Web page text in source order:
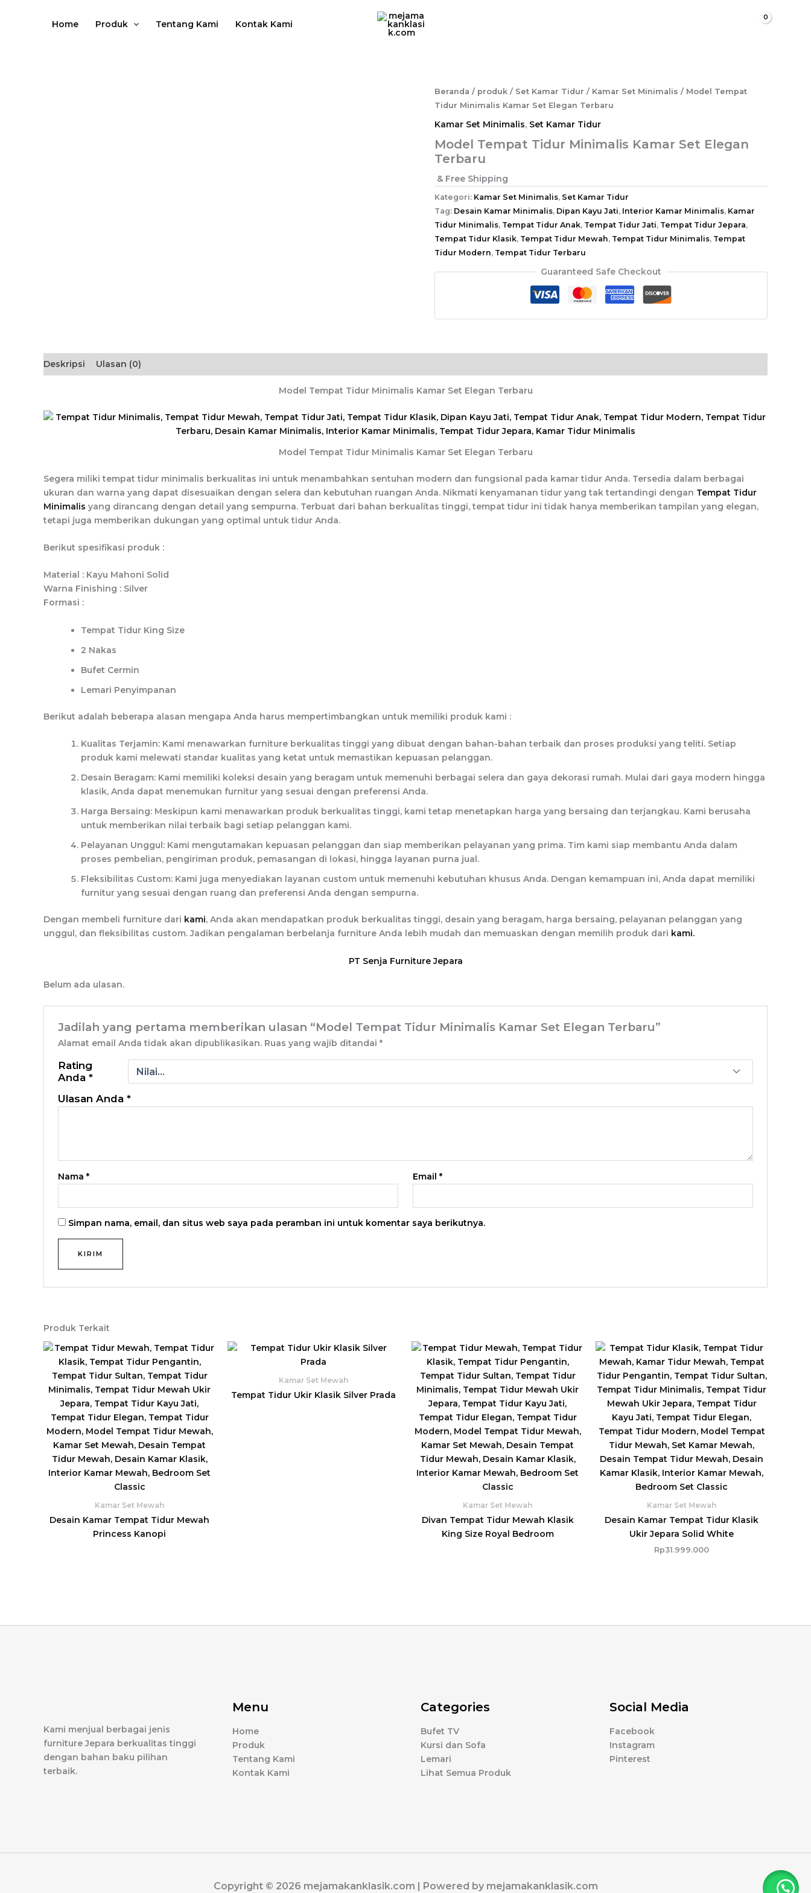
Home Produk Tentang Kami Kontak Kami
Beranda / produk / Set Kamar Tidur / Kamar Set Minimalis / Model Tempat
Tidur Minimalis Kamar Set Elegan Terbaru
Kamar Set Minimalis, Set Kamar Tidur
Model Tempat Tidur Minimalis Kamar Set Elegan
Terbaru
& Free Shipping
Kategori: Kamar Set Minimalis, Set Kamar Tidur
Tag: Desain Kamar Minimalis, Dipan Kayu Jati, Interior Kamar Minimalis, Kamar
Tidur Minimalis, Tempat Tidur Anak, Tempat Tidur Jati, Tempat Tidur Jepara,
Tempat Tidur Klasik, Tempat Tidur Mewah, Tempat Tidur Minimalis, Tempat
Tidur Modern, Tempat Tidur Terbaru
Guaranteed Safe Checkout
Deskripsi Ulasan (0)
Model Tempat Tidur Minimalis Kamar Set Elegan Terbaru
Model Tempat Tidur Minimalis Kamar Set Elegan Terbaru
Segera miliki tempat tidur minimalis berkualitas ini untuk menambahkan sentuhan modern dan fungsional pada kamar tidur Anda. Tersedia dalam berbagai
ukuran dan warna yang dapat disesuaikan dengan selera dan kebutuhan ruangan Anda. Nikmati kenyamanan tidur yang tak tertandingi dengan Tempat Tidur
Minimalis yang dirancang dengan detail yang sempurna. Terbuat dari bahan berkualitas tinggi, tempat tidur ini tidak hanya memberikan tampilan yang elegan,
tetapi juga memberikan dukungan yang optimal untuk tidur Anda.
Berikut spesifikasi produk :
Material : Kayu Mahoni Solid
Warna Finishing : Silver
Formasi :
Tempat Tidur King Size
2 Nakas
Bufet Cermin
Lemari Penyimpanan
Berikut adalah beberapa alasan mengapa Anda harus mempertimbangkan untuk memiliki produk kami :
Kualitas Terjamin: Kami menawarkan furniture berkualitas tinggi yang dibuat dengan bahan-bahan terbaik dan proses produksi yang teliti. Setiap
produk kami melewati standar kualitas yang ketat untuk memastikan kepuasan pelanggan.
Desain Beragam: Kami memiliki koleksi desain yang beragam untuk memenuhi berbagai selera dan gaya dekorasi rumah. Mulai dari gaya modern hingga
klasik, Anda dapat menemukan furnitur yang sesuai dengan preferensi Anda.
Harga Bersaing: Meskipun kami menawarkan produk berkualitas tinggi, kami tetap menetapkan harga yang bersaing dan terjangkau. Kami berusaha
untuk memberikan nilai terbaik bagi setiap pelanggan kami.
Pelayanan Unggul: Kami mengutamakan kepuasan pelanggan dan siap memberikan pelayanan yang prima. Tim kami siap membantu Anda dalam
proses pembelian, pengiriman produk, pemasangan di lokasi, hingga layanan purna jual.
Fleksibilitas Custom: Kami juga menyediakan layanan custom untuk memenuhi kebutuhan khusus Anda. Dengan kemampuan ini, Anda dapat memiliki
furnitur yang sesuai dengan ruang dan preferensi Anda dengan sempurna.
Dengan membeli furniture dari kami, Anda akan mendapatkan produk berkualitas tinggi, desain yang beragam, harga bersaing, pelayanan pelanggan yang
unggul, dan fleksibilitas custom. Jadikan pengalaman berbelanja furniture Anda lebih mudah dan memuaskan dengan memilih produk dari kami.
PT Senja Furniture Jepara
Belum ada ulasan.
Jadilah yang pertama memberikan ulasan “Model Tempat Tidur Minimalis Kamar Set Elegan Terbaru”
Alamat email Anda tidak akan dipublikasikan. Ruas yang wajib ditandai*
Rating
Anda*
Ulasan Anda*
Nama* Email *
Simpan nama, email, dan situs web saya pada peramban ini untuk komentar saya berikutnya.
Produk Terkait
Kamar Set Mewah
Desain Kamar Tempat Tidur Mewah
Princess Kanopi
Kamar Set Mewah
Tempat Tidur Ukir Klasik Silver Prada
Kamar Set Mewah
Divan Tempat Tidur Mewah Klasik
King Size Royal Bedroom
Kamar Set Mewah
Desain Kamar Tempat Tidur Klasik
Ukir Jepara Solid White
Rp31.999.000
Kami menjual berbagai jenis
furniture Jepara berkualitas tinggi
dengan bahan baku pilihan
terbaik.
Menu
Home
Produk
Tentang Kami
Kontak Kami
Categories
Bufet TV
Kursi dan Sofa
Lemari
Lihat Semua Produk
Social Media
Facebook
Instagram
Pinterest
Copyright © 2026 mejamakanklasik.com | Powered by mejamakanklasik.com